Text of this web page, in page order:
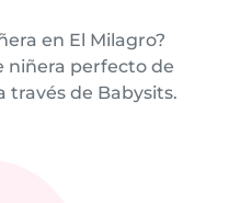
en El Milagro?
niñera perfecto de
través de Babysits.